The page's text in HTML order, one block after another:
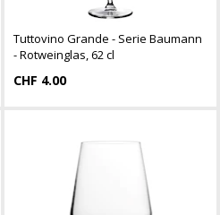
Tuttovino Grande - Serie Baumann
- Rotweinglas, 62 cl
CHF 4.00